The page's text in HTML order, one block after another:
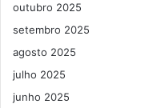
outubro 2025
setembro 2025
agosto 2025
julho 2025
junho 2025